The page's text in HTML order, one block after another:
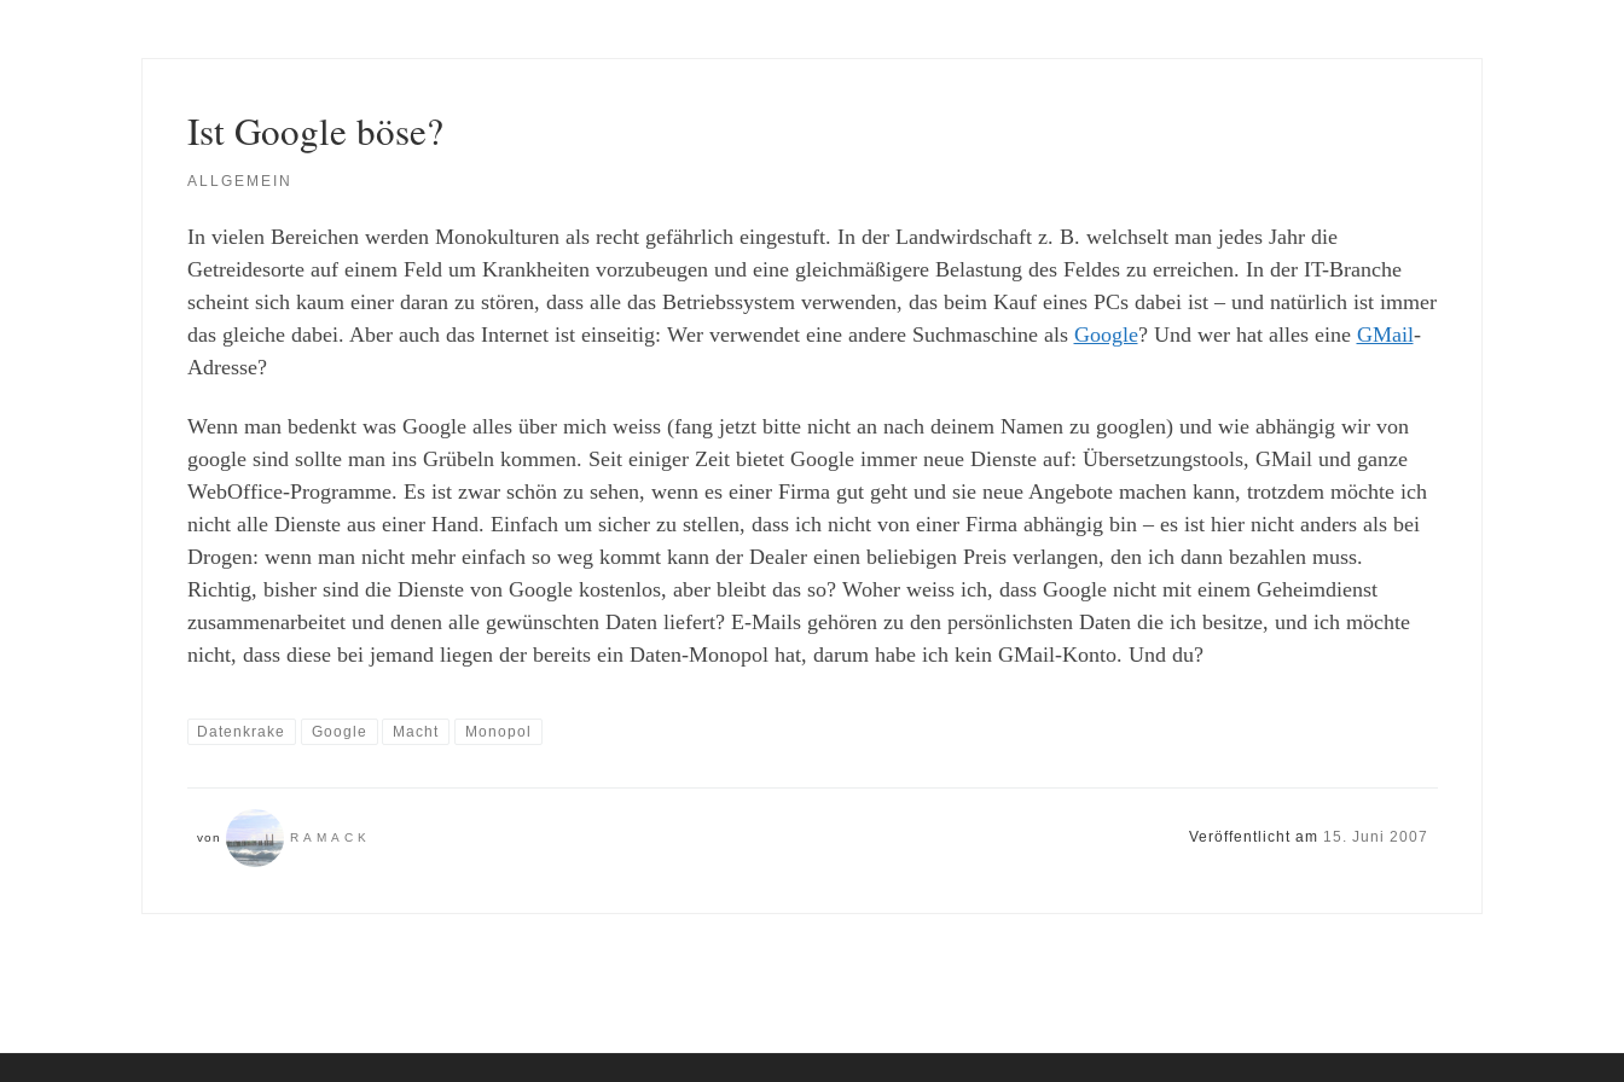
Ist Google böse?
ALLGEMEIN
In vielen Bereichen werden Monokulturen als recht gefährlich eingestuft. In der Landwirdschaft z. B. welchselt man jedes Jahr die
Getreidesorte auf einem Feld um Krankheiten vorzubeugen und eine gleichmäßigere Belastung des Feldes zu erreichen. In der IT-Branche
scheint sich kaum einer daran zu stören, dass alle das Betriebssystem verwenden, das beim Kauf eines PCs dabei ist – und natürlich ist immer
das gleiche dabei. Aber auch das Internet ist einseitig: Wer verwendet eine andere Suchmaschine als Google? Und wer hat alles eine GMail-
Adresse?
Wenn man bedenkt was Google alles über mich weiss (fang jetzt bitte nicht an nach deinem Namen zu googlen) und wie abhängig wir von
google sind sollte man ins Grübeln kommen. Seit einiger Zeit bietet Google immer neue Dienste auf: Übersetzungstools, GMail und ganze
WebOffice-Programme. Es ist zwar schön zu sehen, wenn es einer Firma gut geht und sie neue Angebote machen kann, trotzdem möchte ich
nicht alle Dienste aus einer Hand. Einfach um sicher zu stellen, dass ich nicht von einer Firma abhängig bin – es ist hier nicht anders als bei
Drogen: wenn man nicht mehr einfach so weg kommt kann der Dealer einen beliebigen Preis verlangen, den ich dann bezahlen muss.
Richtig, bisher sind die Dienste von Google kostenlos, aber bleibt das so? Woher weiss ich, dass Google nicht mit einem Geheimdienst
zusammenarbeitet und denen alle gewünschten Daten liefert? E-Mails gehören zu den persönlichsten Daten die ich besitze, und ich möchte
nicht, dass diese bei jemand liegen der bereits ein Daten-Monopol hat, darum habe ich kein GMail-Konto. Und du?
Datenkrake Google Macht Monopol
von RAMACK Veröffentlicht am 15. Juni 2007